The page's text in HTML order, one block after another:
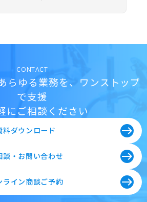
CONTACT
らゆる業務を、ワンストップ
で支援
にご相談ください
料ダウンロード east
談・お問い合わせ east
ライン商談ご予約 east